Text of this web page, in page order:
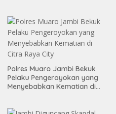
Polres Muaro Jambi Bekuk
Pelaku Pengeroyokan yang
Menyebabkan Kematian di